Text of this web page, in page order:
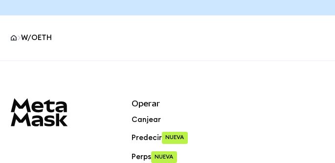
W/OETH
Operar
Canjear
Predecir NUEVA
Perps NUEVA